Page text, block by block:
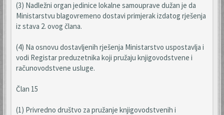
(3) Nadležni organ jedinice lokalne samouprave dužan je da
Ministarstvu blagovremeno dostavi primjerak izdatog rješenja
iz stava 2. ovog člana.
(4) Na osnovu dostavljenih rješenja Ministarstvo uspostavlja i
vodi Registar preduzetnika koji pružaju knjigovodstvene i
računovodstvene usluge.
Član 15
(1) Privredno društvo za pružanje knjigovodstvenih i